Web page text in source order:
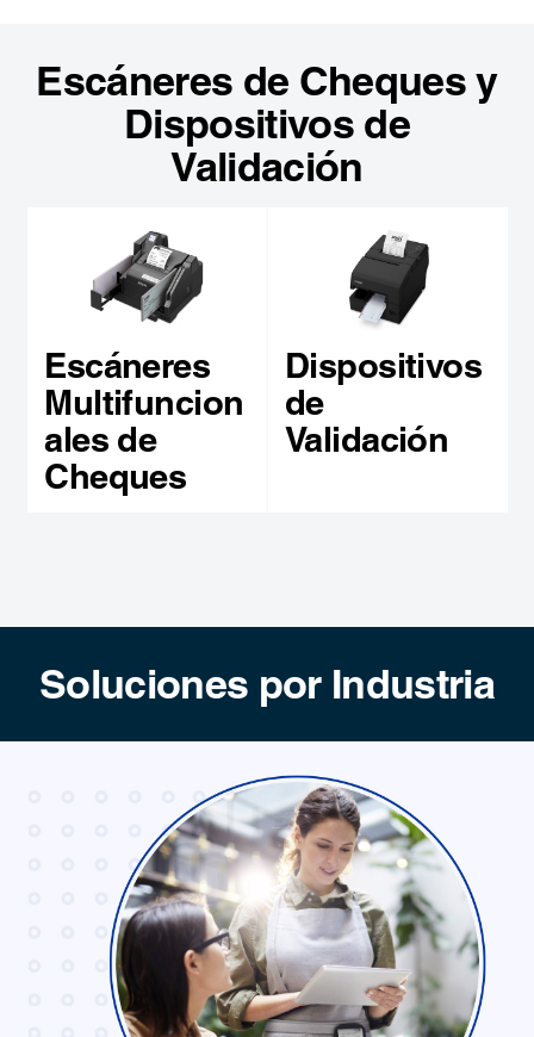
Escáneres de Cheques y
Dispositivos de
Validación
Escáneres
Multifuncion
ales de
Cheques
Dispositivos
de
Validación
Soluciones por Industria